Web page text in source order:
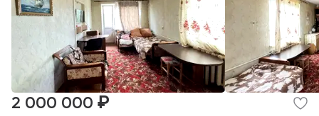
2 000 000 ₽